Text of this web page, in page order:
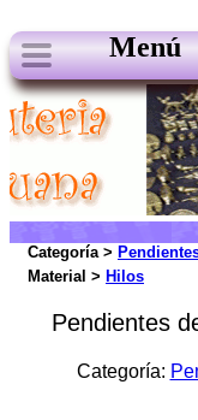
Menú
Categoría >
Material > Hilos
Pendientes
Categoría: